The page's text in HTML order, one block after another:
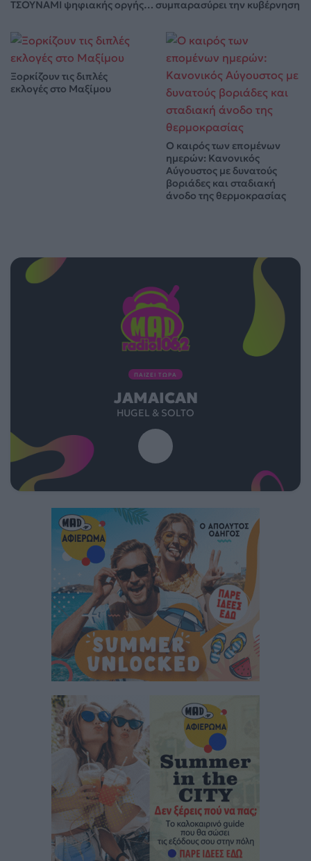
ΤΣΟΥΝΑΜΙ ψηφιακής οργής… συμπαρασύρει την κυβέρνηση
Ξορκίζουν τις διπλές
εκλογές στο Μαξίμου
Ο καιρός των επομένων
ημερών: Κανονικός
Αύγουστος με δυνατούς
βοριάδες και σταδιακή
άνοδο της θερμοκρασίας
ΠΑΙΖΕΙ ΤΩΡΑ
JAMAICAN
HUGEL & SOLTO